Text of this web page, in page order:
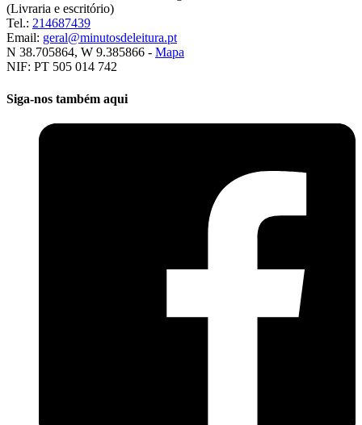
(Livraria e escritório)
Tel.: 214687439
Email: geral@minutosdeleitura.pt
N 38.705864, W 9.385866 - Mapa
NIF: PT 505 014 742
Siga-nos também aqui